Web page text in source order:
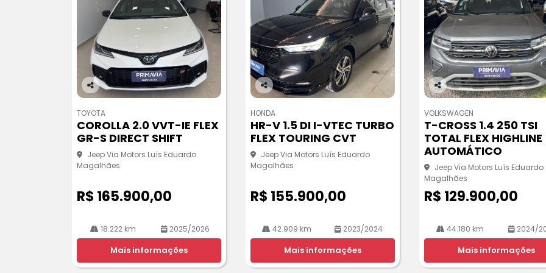
Co
pa
rtil
he
TOYOTA
COROLLA 2.0 VVT-IE FLEX
GR-S DIRECT SHIFT
Jeep Via Motors Luís Eduardo
Magalhães
R$ 165.900,00
18.222 km 2025/2026
Mais informações
Co
pa
rtil
he
HONDA
HR-V 1.5 DI I-VTEC TURBO
FLEX TOURING CVT
Jeep Via Motors Luís Eduardo
Magalhães
R$ 155.900,00
42.909 km 2023/2024
Mais informações
Co
pa
rtil
he
VOLKSWAGEN
T-CROSS 1.4 250 TSI
TOTAL FLEX HIGHLINE
AUTOMÁTICO
Jeep Via Motors Luís Eduardo
Magalhães
R$ 129.900,00
44.180 km 2024/
Mais informações